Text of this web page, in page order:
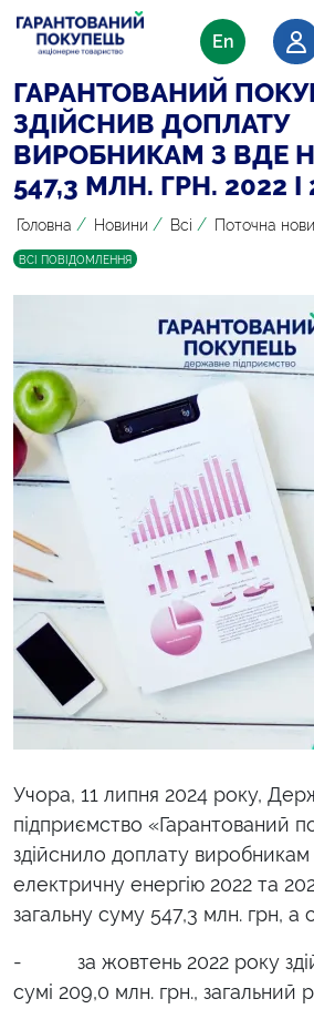
En
ГАРАНТОВАНИЙ
ЗДІЙСНИВ ДОПЛАТУ
ВИРОБНИКАМ З ВДЕ
547,3 МЛН. ГРН. 2022
Головна / Новини / Всі / Поточна
ВСІ ПОВІДОМЛЕННЯ
Учора, 11 липня 2024 року,
підприємство «Гарантований
здійснило доплату
електричну енергію 2022 та
загальну суму 547,3 млн. грн, а
- за жовтень 2022 року
сумі 209,0 млн. грн., загальний